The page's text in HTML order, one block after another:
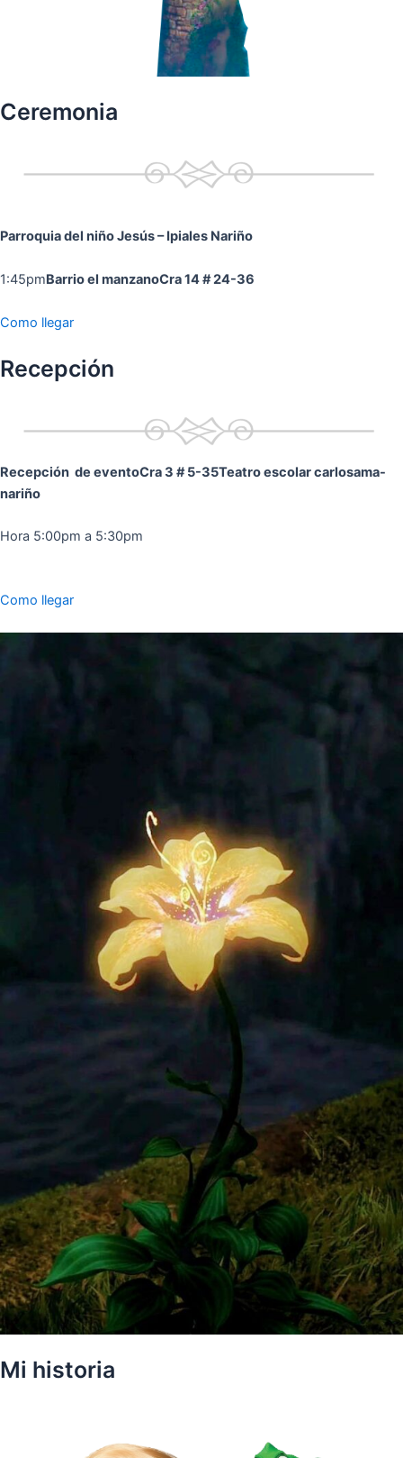
Ceremonia
Parroquia del niño Jesús– Ipiales Nariño
1:45pmBarrio el manzanoCra 14 # 24-36
Como llegar
Recepción
Recepción de eventoCra 3 # 5-35Teatro escolar carlosama-
nariño
Hora 5:00pm a 5:30pm
Como llegar
Mi historia